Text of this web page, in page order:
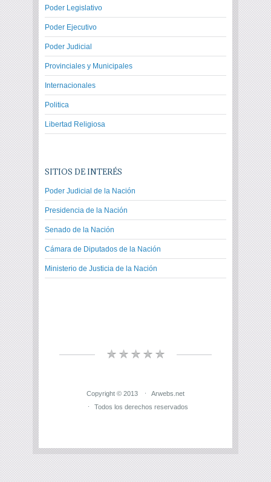
Poder Legislativo
Poder Ejecutivo
Poder Judicial
Provinciales y Municipales
Internacionales
Politica
Libertad Religiosa
SITIOS DE INTERÉS
Poder Judicial de la Nación
Presidencia de la Nación
Senado de la Nación
Cámara de Diputados de la Nación
Ministerio de Justicia de la Nación
Copyright © 2013
Arwebs.net
Todos los derechos reservados